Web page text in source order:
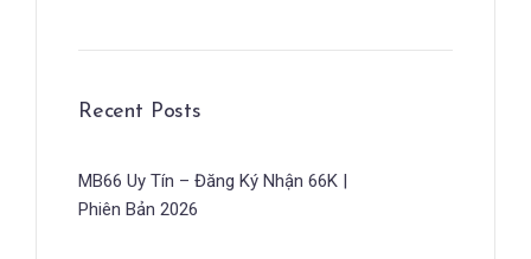
Recent Posts
MB66 Uy Tín – Đăng Ký Nhận 66K |
Phiên Bản 2026